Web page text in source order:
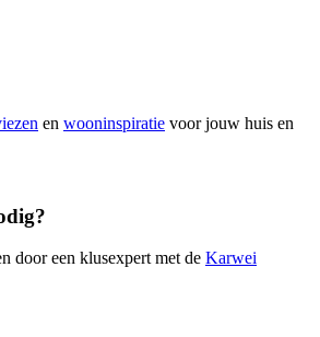
en wooninspiratie voor jouw huis en
door een klusexpert met de Karwei